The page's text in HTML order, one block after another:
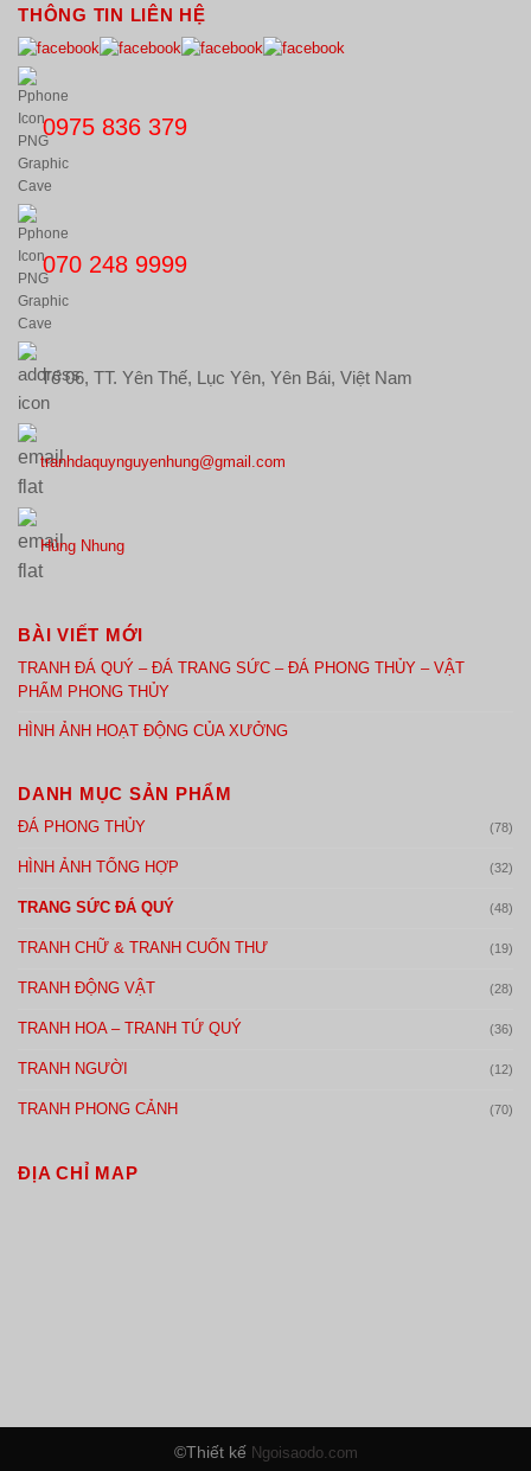
THÔNG TIN LIÊN HỆ
0975 836 379
070 248 9999
Tổ 06, TT. Yên Thế, Lục Yên, Yên Bái, Việt Nam
tranhdaquynguyenhung@gmail.com
Hùng Nhung
BÀI VIẾT MỚI
TRANH ĐÁ QUÝ – ĐÁ TRANG SỨC – ĐÁ PHONG THỦY – VẬT
PHẨM PHONG THỦY
HÌNH ẢNH HOẠT ĐỘNG CỦA XƯỞNG
DANH MỤC SẢN PHẨM
ĐÁ PHONG THỦY (78)
HÌNH ẢNH TỔNG HỢP (32)
TRANG SỨC ĐÁ QUÝ (48)
TRANH CHỮ & TRANH CUỐN THƯ (19)
TRANH ĐỘNG VẬT (28)
TRANH HOA – TRANH TỨ QUÝ (36)
TRANH NGƯỜI (12)
TRANH PHONG CẢNH (70)
ĐỊA CHỈ MAP
©Thiết kế Ngoisaodo.com